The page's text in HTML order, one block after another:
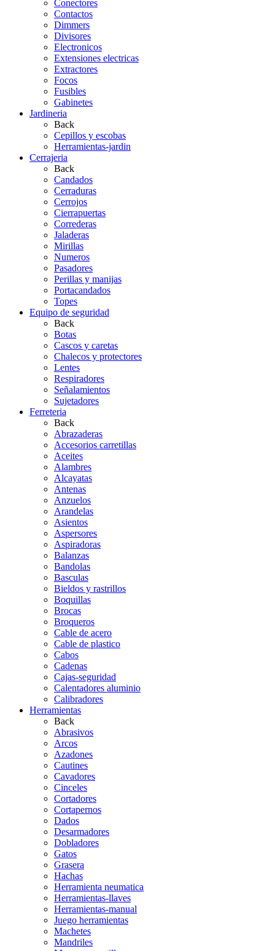
Conectores
Contactos
Dimmers
Divisores
Electronicos
Extensiones electricas
Extractores
Focos
Fusibles
Gabinetes
Jardineria
Back
Cepillos y escobas
Herramientas-jardin
Cerrajeria
Back
Candados
Cerraduras
Cerrojos
Cierrapuertas
Correderas
Jaladeras
Mirillas
Numeros
Pasadores
Perillas y manijas
Portacandados
Topes
Equipo de seguridad
Back
Botas
Cascos y caretas
Chalecos y protectores
Lentes
Respiradores
Señalamientos
Sujetadores
Ferreteria
Back
Abrazaderas
Accesorios carretillas
Aceites
Alambres
Alcayatas
Antenas
Anzuelos
Arandelas
Asientos
Aspersores
Aspiradoras
Balanzas
Bandolas
Basculas
Bieldos y rastrillos
Boquillas
Brocas
Broqueros
Cable de acero
Cable de plastico
Cabos
Cadenas
Cajas-seguridad
Calentadores aluminio
Calibradores
Herramientas
Back
Abrasivos
Arcos
Azadones
Cautines
Cavadores
Cinceles
Cortadores
Cortapernos
Dados
Desarmadores
Dobladores
Gatos
Grasera
Hachas
Herramienta neumatica
Herramientas-llaves
Herramientas-manual
Juego herramientas
Machetes
Mandriles